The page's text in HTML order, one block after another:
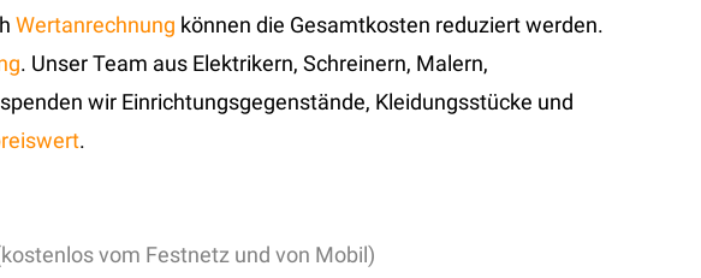
Wertanrechnung können die Gesamtkosten reduziert werden.
. Unser Team aus Elektrikern, Schreinern, Malern,
wir Einrichtungsgegenstände, Kleidungsstücke und
.
vom Festnetz und von Mobil)